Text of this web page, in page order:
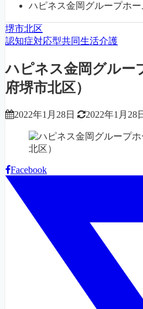
ハピネス金岡グループホー
堺市北区
認知症対応型共同生活介護
ハピネス金岡グルー
府堺市北区）
2022年1月28日 2022年1月28
Facebook